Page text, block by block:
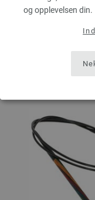
og opplevelsen din.